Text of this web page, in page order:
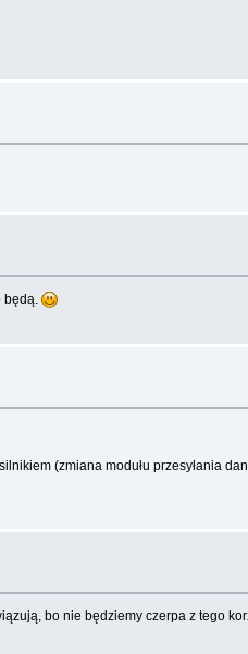
będą.
(zmiana modułu przesyłania
bo nie będziemy czerpa z tego